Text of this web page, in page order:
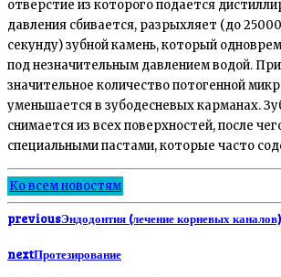
отверстие из которого подается
давления сбивается, разрыхляет (до
секунду) зубной камень, который
под незначительным давлением водой.
значительное количество потогенной
уменьшается в зубодесневых карманах.
снимается из всех поверхностей, после
специальными пастами, которые часто
Ко всем новостям
previousЭндодонтия (лечение корневых каналов)
nextПротезирование